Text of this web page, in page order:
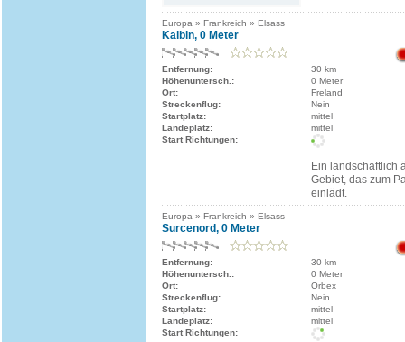
Europa » Frankreich » Elsass
Kalbin, 0 Meter
Entfernung:
30 km
Höhenuntersch.:
0 Meter
Ort:
Freland
Streckenflug:
Nein
Startplatz:
mittel
Landeplatz:
mittel
Start Richtungen:
Ein landschaftlich
Gebiet, das zum
einlädt.
Europa » Frankreich » Elsass
Surcenord, 0 Meter
Entfernung:
30 km
Höhenuntersch.:
0 Meter
Ort:
Orbex
Streckenflug:
Nein
Startplatz:
mittel
Landeplatz:
mittel
Start Richtungen: